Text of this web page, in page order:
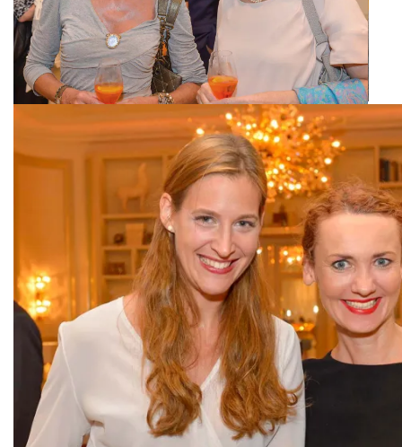
Andrea Dieckmann, Dr. Hilda Mohren